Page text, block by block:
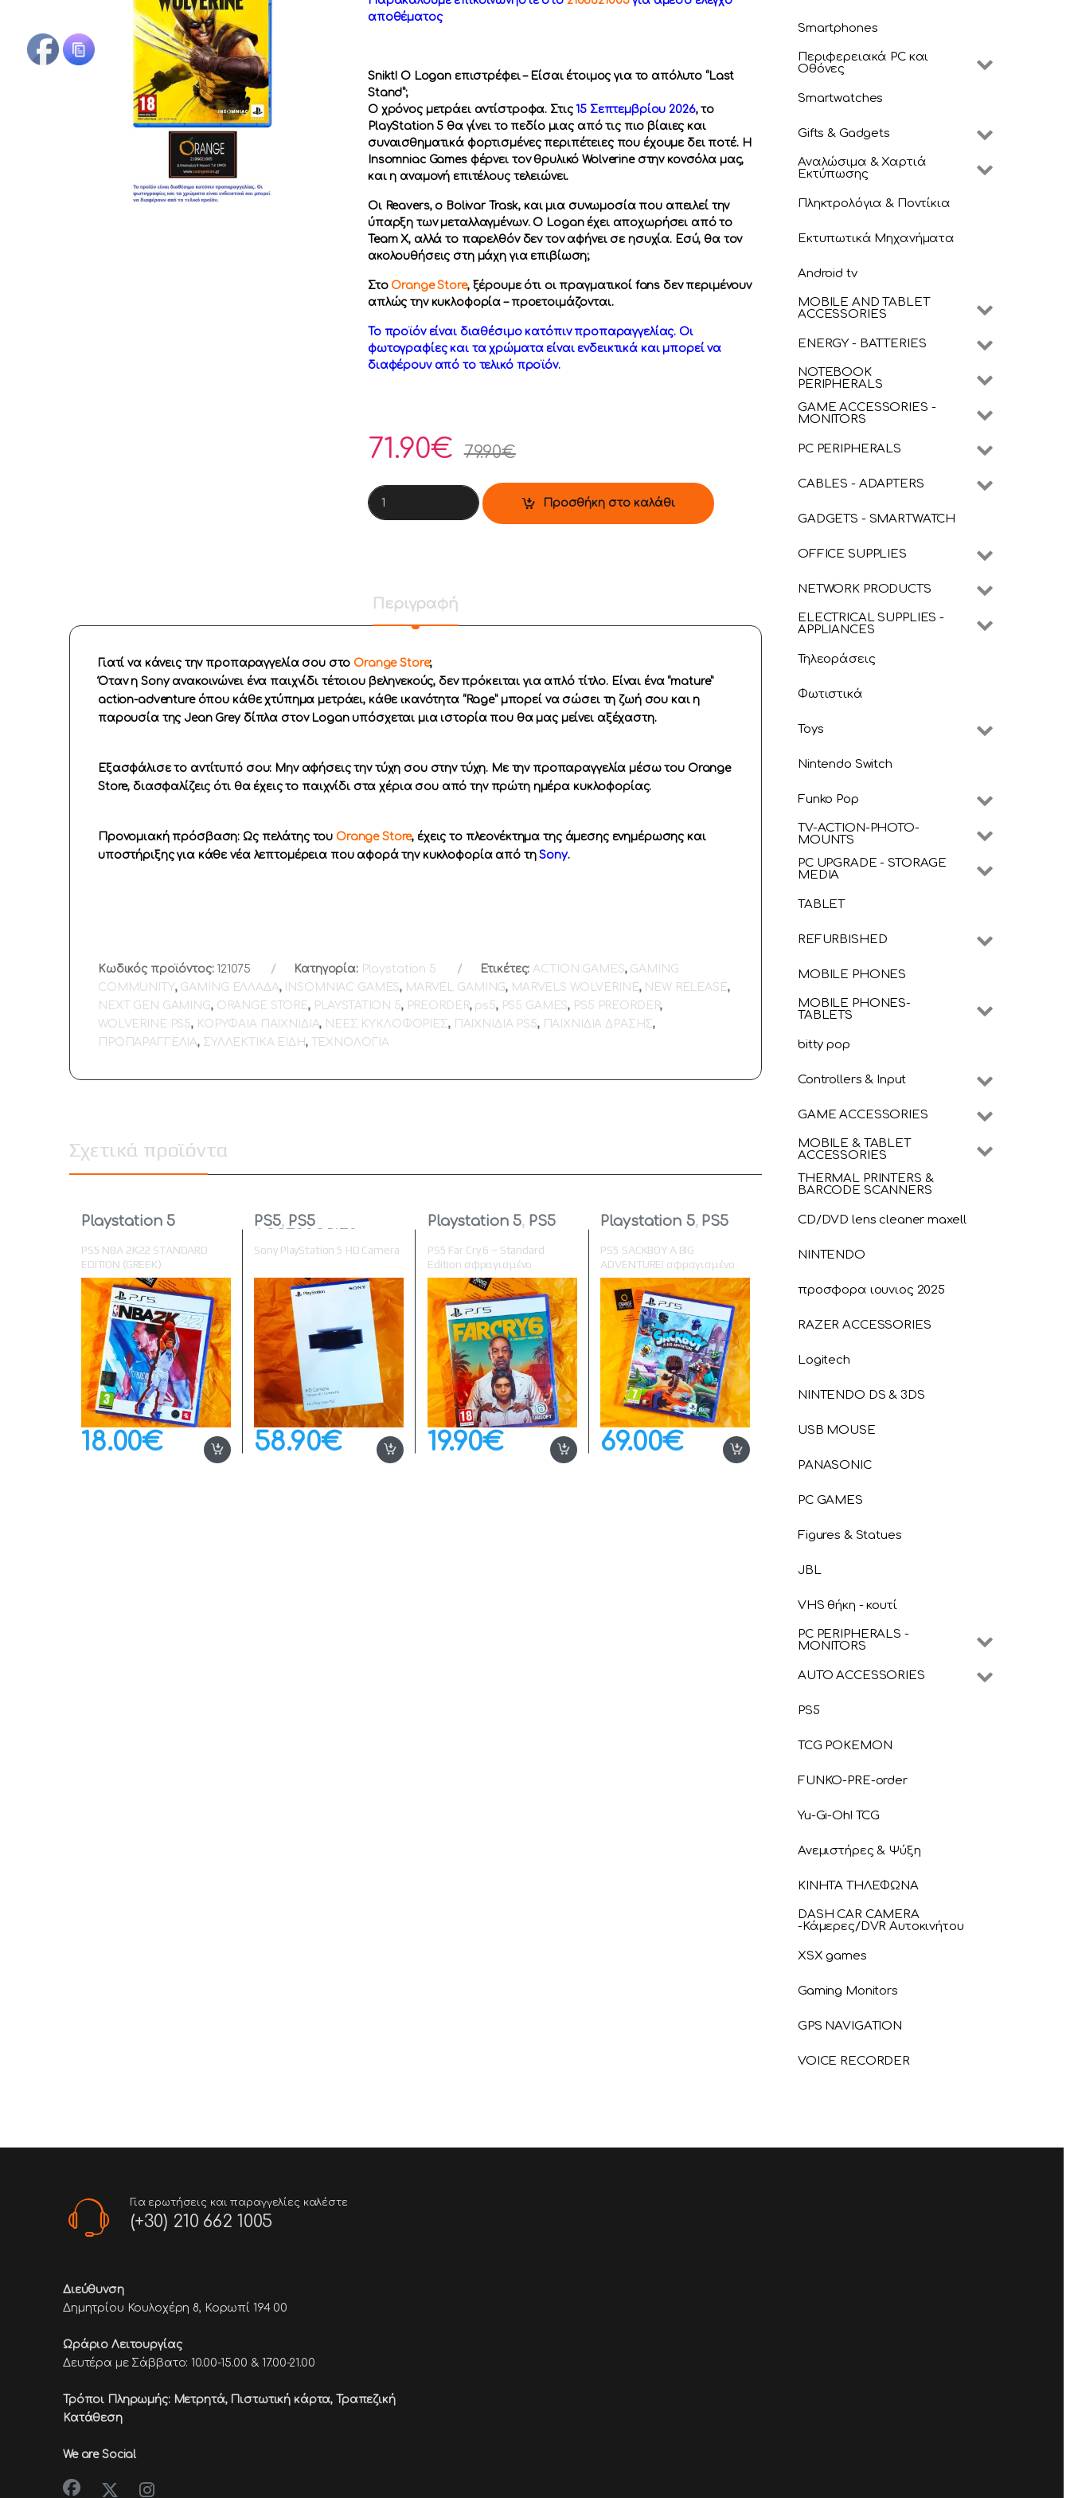
αποθέματος
Snikt! Ο Logan επιστρέφει – Είσαι έτοιμος για το απόλυτο “Last
Stand”;
Ο χρόνος μετράει αντίστροφα. Στις15 Σεπτεμβρίου 2026, το
PlayStation 5 θα γίνει το πεδίο μιας από τις πιο βίαιες και
συναισθηματικά φορτισμένες περιπέτειες που έχουμε δει ποτέ. Η
Insomniac Games φέρνει τον θρυλικό Wolverine στην κονσόλα μας,
και η αναμονή επιτέλους τελειώνει.
Οι Reavers, ο Bolivar Trask, και μια συνωμοσία που απειλεί την
ύπαρξη των μεταλλαγμένων. Ο Logan έχει αποχωρήσει από το
Team X, αλλά το παρελθόν δεν τον αφήνει σε ησυχία. Εσύ, θα τον
ακολουθήσεις στη μάχη για επιβίωση;
Στο Orange Store, ξέρουμε ότι οι πραγματικοί fans δεν περιμένουν
απλώς την κυκλοφορία – προετοιμάζονται.
Το προϊόν είναι διαθέσιμο κατόπιν προπαραγγελίας. Οι
φωτογραφίες και τα χρώματα είναι ενδεικτικά και μπορεί να
διαφέρουν από το τελικό προϊόν.
71.90€ 79.90€
PS5 Marvel's Wolverine quantity
Προσθήκη στο καλάθι
Περιγραφή
Γιατί να κάνεις την προπαραγγελία σου στο Orange Store;
Όταν η Sony ανακοινώνει ένα παιχνίδι τέτοιου βεληνεκούς, δεν πρόκειται για απλό τίτλο. Είναι ένα “mature”
action-adventure όπου κάθε χτύπημα μετράει, κάθε ικανότητα “Rage” μπορεί να σώσει τη ζωή σου και η
παρουσία της Jean Grey δίπλα στον Logan υπόσχεται μια ιστορία που θα μας μείνει αξέχαστη.
Εξασφάλισε το αντίτυπό σου: Μην αφήσεις την τύχη σου στην τύχη. Με την προπαραγγελία μέσω του Orange
Store, διασφαλίζεις ότι θα έχεις το παιχνίδι στα χέρια σου από την πρώτη ημέρα κυκλοφορίας.
Προνομιακή πρόσβαση: Ως πελάτης του Orange Store, έχεις το πλεονέκτημα της άμεσης ενημέρωσης και
υποστήριξης για κάθε νέα λεπτομέρεια που αφορά την κυκλοφορία από τηSony.
Κωδικός προϊόντος:121075 Κατηγορία: Playstation 5 Ετικέτες: ACTION GAMES, GAMING
COMMUNITY, GAMING ΕΛΛΑΔΑ, INSOMNIAC GAMES, MARVEL GAMING, MARVELS WOLVERINE, NEW RELEASE,
NEXT GEN GAMING, ORANGE STORE, PLAYSTATION 5, PREORDER, ps5, PS5 GAMES, PS5 PREORDER,
WOLVERINE PS5, ΚΟΡΥΦΑΙΑ ΠΑΙΧΝΙΔΙΑ, ΝΕΕΣ ΚΥΚΛΟΦΟΡΙΕΣ , ΠΑΙΧΝΙΔΙΑ PS5, ΠΑΙΧΝΙΔΙΑ ΔΡΑΣΗΣ,
ΠΡΟΠΑΡΑΓΓΕΛΙΑ, ΣΥΛΛΕΚΤΙΚΑ ΕΙΔΗ, ΤΕΧΝΟΛΟΓΙΑ
Σχετικά προϊόντα
Playstation 5
PS5 NBA 2K22 STANDARD
EDITION (GREEK)
σφραγισμένο
18.00€
PS5, PS5
Sony PlayStation 5 HD Camera
58.90€
Playstation 5, PS5
PS5 Far Cry 6 – Standard
Edition σφραγισμένο
19.90€
Playstation 5, PS5
PS5 SACKBOY A BIG
ADVENTURE! σφραγισμένο
69.00€
Smartphones
Περιφερειακά PC και
Οθόνες
Smartwatches
Gifts & Gadgets
Αναλώσιμα & Χαρτιά
Εκτύπωσης
Πληκτρολόγια & Ποντίκια
Εκτυπωτικά Μηχανήματα
Android tv
MOBILE AND TABLET
ACCESSORIES
ENERGY - BATTERIES
NOTEBOOK
PERIPHERALS
GAME ACCESSORIES -
MONITORS
PC PERIPHERALS
CABLES - ADAPTERS
GADGETS - SMARTWATCH
OFFICE SUPPLIES
NETWORK PRODUCTS
ELECTRICAL SUPPLIES -
APPLIANCES
Τηλεοράσεις
Φωτιστικά
Toys
Nintendo Switch
Funko Pop
TV-ACTION-PHOTO-
MOUNTS
PC UPGRADE - STORAGE
MEDIA
TABLET
REFURBISHED
MOBILE PHONES
MOBILE PHONES-
TABLETS
bitty pop
Controllers & Input
GAME ACCESSORIES
MOBILE & TABLET
ACCESSORIES
THERMAL PRINTERS &
BARCODE SCANNERS
CD/DVD lens cleaner maxell
NINTENDO
προσφορα ιουνιος 2025
RAZER ACCESSORIES
Logitech
NINTENDO DS & 3DS
USB MOUSE
PANASONIC
PC GAMES
Figures & Statues
JBL
VHS θήκη - κουτί
PC PERIPHERALS -
MONITORS
AUTO ACCESSORIES
PS5
TCG POKEMON
FUNKO-PRE-order
Yu-Gi-Oh! TCG
Ανεμιστήρες & Ψύξη
ΚΙΝΗΤΑ ΤΗΛΕΦΩΝΑ
DASH CAR CAMERA
-Κάμερες/DVR Αυτοκινήτου
XSX games
Gaming Monitors
GPS NAVIGATION
VOICE RECORDER
Για ερωτήσεις και παραγγελίες καλέστε
(+30) 210 662 1005
Διεύθυνση
Δημητρίου Κουλοχέρη 8, Κορωπί 194 00
Ωράριο Λειτουργίας
Δευτέρα με Σάββατο: 10.00-15.00 & 17.00-21.00
Τρόποι Πληρωμής: Μετρητά, Πιστωτική κάρτα, Τραπεζική
Κατάθεση
We are Social